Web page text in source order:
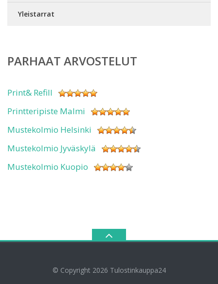
Yleistarrat
PARHAAT ARVOSTELUT
Print& Refill
Printteripiste Malmi
Mustekolmio Helsinki
Mustekolmio Jyväskylä
Mustekolmio Kuopio
© Copyright 2026 Tulostinkauppa24